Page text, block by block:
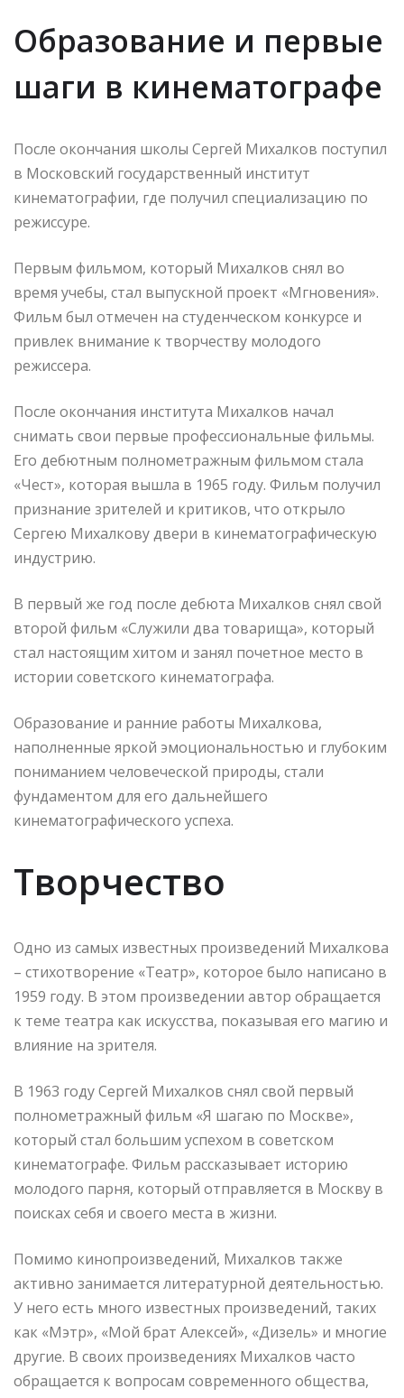
Образование и первые
шаги в кинематографе
После окончания школы Сергей Михалков поступил
в Московский государственный институт
кинематографии, где получил специализацию по
режиссуре.
Первым фильмом, который Михалков снял во
время учебы, стал выпускной проект «Мгновения».
Фильм был отмечен на студенческом конкурсе и
привлек внимание к творчеству молодого
режиссера.
После окончания института Михалков начал
снимать свои первые профессиональные фильмы.
Его дебютным полнометражным фильмом стала
«Чест», которая вышла в 1965 году. Фильм получил
признание зрителей и критиков, что открыло
Сергею Михалкову двери в кинематографическую
индустрию.
В первый же год после дебюта Михалков снял свой
второй фильм «Служили два товарища», который
стал настоящим хитом и занял почетное место в
истории советского кинематографа.
Образование и ранние работы Михалкова,
наполненные яркой эмоциональностью и глубоким
пониманием человеческой природы, стали
фундаментом для его дальнейшего
кинематографического успеха.
Творчество
Одно из самых известных произведений Михалкова
– стихотворение «Театр», которое было написано в
1959 году. В этом произведении автор обращается
к теме театра как искусства, показывая его магию и
влияние на зрителя.
В 1963 году Сергей Михалков снял свой первый
полнометражный фильм «Я шагаю по Москве»,
который стал большим успехом в советском
кинематографе. Фильм рассказывает историю
молодого парня, который отправляется в Москву в
поисках себя и своего места в жизни.
Помимо кинопроизведений, Михалков также
активно занимается литературной деятельностью.
У него есть много известных произведений, таких
как «Мэтр», «Мой брат Алексей», «Дизель» и многие
другие. В своих произведениях Михалков часто
обращается к вопросам современного общества,